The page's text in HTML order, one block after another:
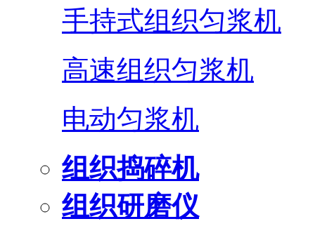
手持式组织匀浆机
高速组织匀浆机
电动匀浆机
组织捣碎机
组织研磨仪